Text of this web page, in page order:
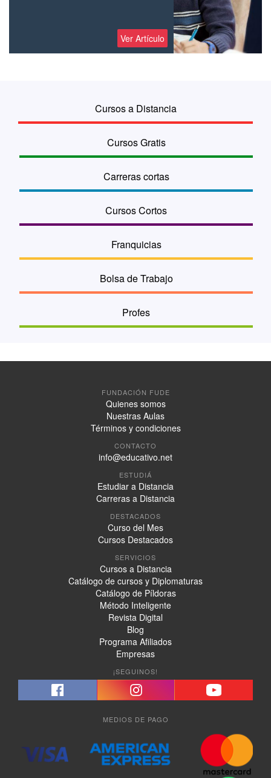
Ver Artículo
Cursos a Distancia
Cursos Gratis
Carreras cortas
Cursos Cortos
Franquicias
Bolsa de Trabajo
Profes
FUNDACIÓN FUDE
Quienes somos
Nuestras Aulas
Términos y condiciones
CONTACTO
info@educativo.net
ESTUDIÁ
Estudiar a Distancia
Carreras a Distancia
DESTACADOS
Curso del Mes
Cursos Destacados
SERVICIOS
Cursos a Distancia
Catálogo de cursos y Diplomaturas
Catálogo de Píldoras
Método Inteligente
Revista Digital
Blog
Programa Afiliados
Empresas
¡SEGUINOS!
MEDIOS DE PAGO